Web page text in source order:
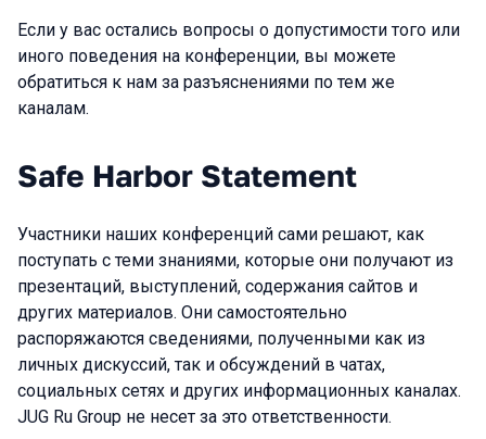
Если у вас остались вопросы о допустимости того или
иного поведения на конференции, вы можете
обратиться к нам за разъяснениями по тем же
каналам.
Safe Harbor Statement
Участники наших конференций сами решают, как
поступать с теми знаниями, которые они получают из
презентаций, выступлений, содержания сайтов и
других материалов. Они самостоятельно
распоряжаются сведениями, полученными как из
личных дискуссий, так и обсуждений в чатах,
социальных сетях и других информационных каналах.
JUG Ru Group не несет за это ответственности.